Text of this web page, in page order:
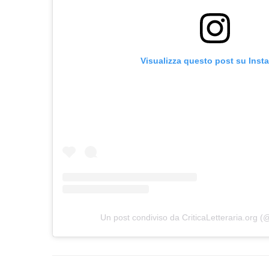
Visualizza questo post su
Un post condiviso da CriticaLetteraria.org